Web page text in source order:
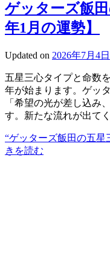
ゲッターズ飯
年1月の運勢】
Updated on 2026年7月4日
五星三心タイプと命数
年が始まります。ゲッ
「希望の光が差し込み
す。新たな流れが出て
“ゲッターズ飯田の五星
きを読む